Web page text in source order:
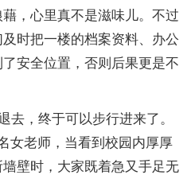
，心里真不是滋味儿。不过
时把一楼的档案资料、办公
安全位置，否则后果更是不
去，终于可以步行进来了。
女老师，当看到校园内厚厚
壁时，大家既着急又手足无